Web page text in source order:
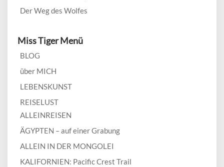
Der Weg des Wolfes
Miss Tiger Menü
BLOG
über MICH
LEBENSKUNST
REISELUST
ALLEINREISEN
ÄGYPTEN – auf einer Grabung
ALLEIN IN DER MONGOLEI
KALIFORNIEN: Pacific Crest Trail